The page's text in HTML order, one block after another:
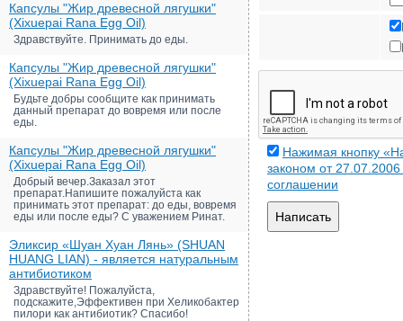
Капсулы "Жир древесной лягушки"
(Xixuepai Rana Egg Oil)
Здравствуйте. Принимать до еды.
Капсулы "Жир древесной лягушки"
(Xixuepai Rana Egg Oil)
Будьте добры сообщите как принимать
данный препарат до вовремя или после
еды.
Капсулы "Жир древесной лягушки"
(Xixuepai Rana Egg Oil)
Добрый вечер.Заказал этот
препарат.Напишите пожалуйста как
принимать этот препарат: до еды, вовремя
еды или после еды? С уважением Ринат.
Эликсир «Шуан Хуан Лянь» (SHUAN
HUANG LIAN) - является натуральным
антибиотиком
Здравствуйте! Пожалуйста,
подскажите,Эффективен при Хеликобактер
пилори как антибиотик? Спасибо!
Нажимая кнопку
законом от
соглашении
Написать